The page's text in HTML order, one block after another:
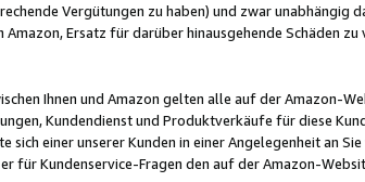
Vergütungen zu haben) und zwar unabhängig
Ersatz für darüber hinausgehende Schäden zu
Ihnen und Amazon gelten alle auf der Amazon-
Kundendienst und Produktverkäufe für diese
einer unserer Kunden in einer Angelegenheit an
für Kundenservice-Fragen den auf der Amazon-